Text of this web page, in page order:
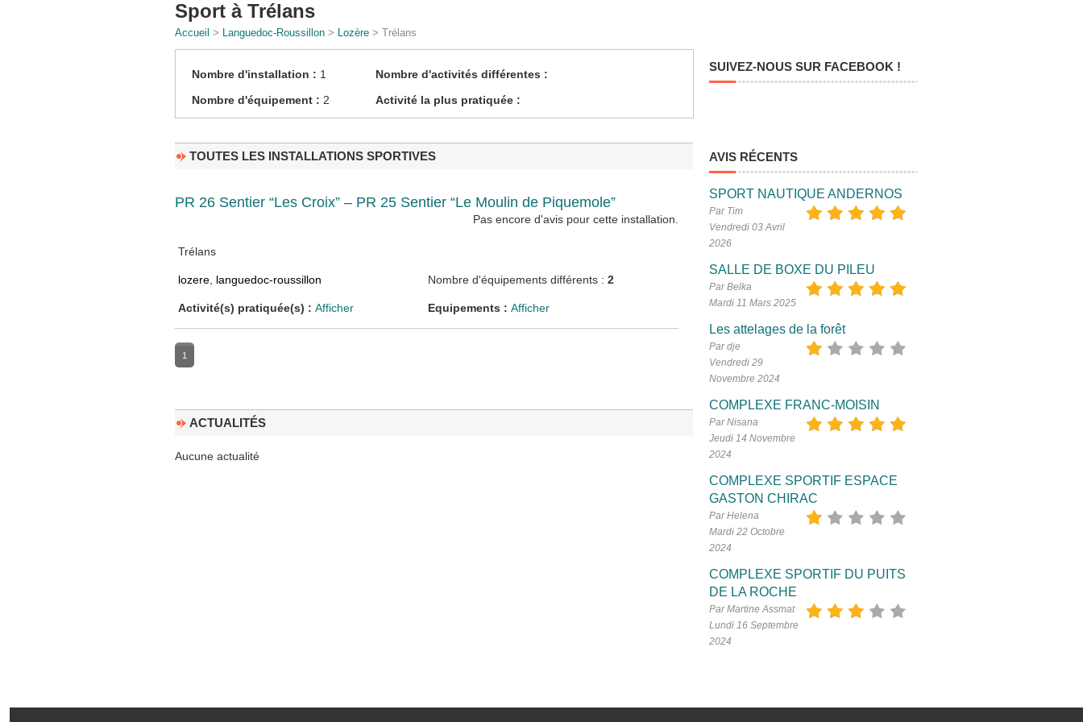
Sport à Trélans
Accueil > Languedoc-Roussillon> Lozère> Trélans
Nombre d'installation : 1
Nombre d'équipement : 2
Nombre d'activités différentes :
Activité la plus pratiquée :
TOUTES LES INSTALLATIONS SPORTIVES
PR 26 Sentier “Les Croix” – PR 25 Sentier “Le Moulin de Piquemole”
Pas encore d'avis pour cette installation.
Trélans
lozere, languedoc-roussillon Nombre d'équipements différents : 2
Activité(s) pratiquée(s) : Afficher Equipements : Afficher
1
ACTUALITÉS
Aucune actualité
SUIVEZ-NOUS SUR FACEBOOK !
AVIS RÉCENTS
SPORT NAUTIQUE ANDERNOS
Par Tim
Vendredi 03 Avril
2026
SALLE DE BOXE DU PILEU
Par Belka
Mardi 11 Mars 2025
Les attelages de la forêt
Par dje
Vendredi 29
Novembre 2024
COMPLEXE FRANC-MOISIN
Par Nisana
Jeudi 14 Novembre
2024
COMPLEXE SPORTIF ESPACE
GASTON CHIRAC
Par Helena
Mardi 22 Octobre
2024
COMPLEXE SPORTIF DU PUITS
DE LA ROCHE
Par Martine Assmat
Lundi 16 Septembre
2024